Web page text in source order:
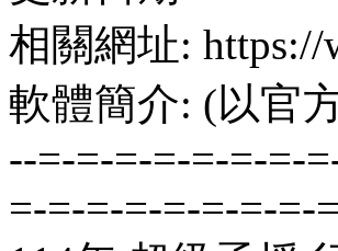
相關網址: https://
軟體簡介: (以官
--=-=-=-=-=-=-=-
=-=-=-=-=-=-=-=-